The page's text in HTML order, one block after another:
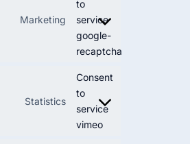
Marketing
to
service
google-
recaptcha
Statistics
Consent
to
service
vimeo